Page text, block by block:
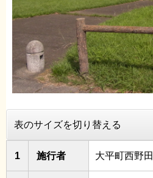
表のサイズを切り替える
1 施行者 大平町西野